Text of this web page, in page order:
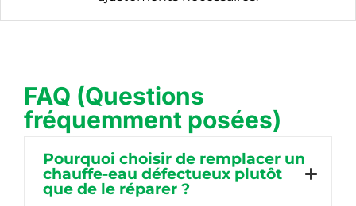
FAQ (Questions
fréquemment posées)
Pourquoi choisir de remplacer un
chauffe-eau défectueux plutôt
que de le réparer ?